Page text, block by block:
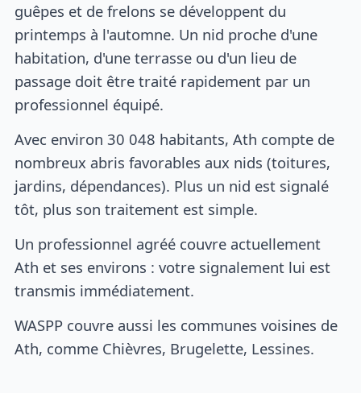
guêpes et de frelons se développent du
printemps à l'automne. Un nid proche d'une
habitation, d'une terrasse ou d'un lieu de
passage doit être traité rapidement par un
professionnel équipé.
Avec environ 30 048 habitants, Ath compte de
nombreux abris favorables aux nids (toitures,
jardins, dépendances). Plus un nid est signalé
tôt, plus son traitement est simple.
Un professionnel agréé couvre actuellement
Ath et ses environs : votre signalement lui est
transmis immédiatement.
WASPP couvre aussi les communes voisines de
Ath, comme Chièvres, Brugelette, Lessines.